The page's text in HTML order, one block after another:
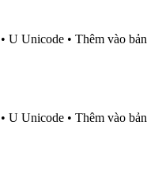
• U Unicode • Thêm vào
• U Unicode • Thêm vào